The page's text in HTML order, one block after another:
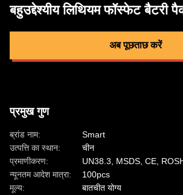
बहुउद्देश्यीय लिथियम फॉस्फेट बैटरी
अब पूछताछ करें
प्रमुख गुण
ब्रांड नाम:
Smart
उत्पत्ति का स्थान:
चीन
प्रमाणीकरण:
UN38.3, MSDS, CE,
न्यूनतम आदेश मात्रा:
100pcs
मूल्य:
बातचीत योग्य